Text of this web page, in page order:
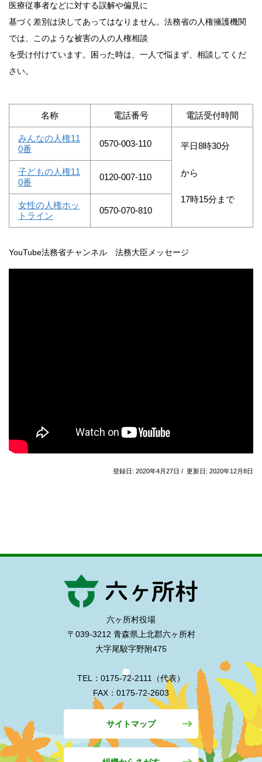
医療従事者などに対する誤解や偏見に
基づく差別は決してあってはなりません。法務省の人権擁護機関
では、このような被害の人の人権相談
を受け付けています。困った時は、一人で悩まず、相談してくだ
さい。
名称 電話番号 電話受付時間
みんなの人権11
0番
0570-003-110 平日8時30分
から
17時15分まで
子どもの人権11
0番
0120-007-110
女性の人権ホッ
トライン
0570-070-810
YouTube法務省チャンネル 法務大臣メッセージ
登録日: 2020年4月27日 / 更新日: 2020年12月8日
六ヶ所村役場
〒039-3212 青森県上北郡六ヶ所村
大字尾駮字野附475
TEL：0175-72-2111（代表）
FAX：0175-72-2603
サイトマップ